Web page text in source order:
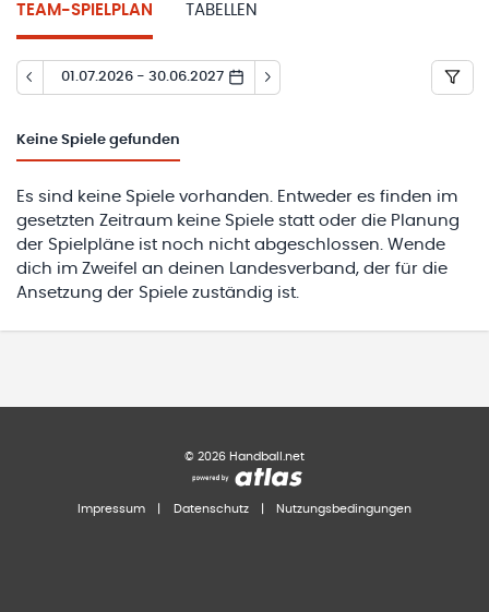
TEAM-SPIELPLAN TABELLEN
01.07.2026 - 30.06.2027
Keine Spiele gefunden
Es sind keine Spiele vorhanden. Entweder es finden im
gesetzten Zeitraum keine Spiele statt oder die Planung
der Spielpläne ist noch nicht abgeschlossen. Wende
dich im Zweifel an deinen Landesverband, der für die
Ansetzung der Spiele zuständig ist.
© 2026 Handball.net
Impressum Datenschutz Nutzungsbedingungen